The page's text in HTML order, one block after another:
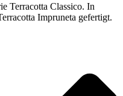
Terracotta Classico. In
Impruneta gefertigt.